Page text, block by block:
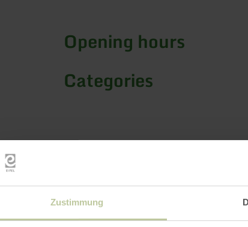
Zustimmung
Opening hours
Categories